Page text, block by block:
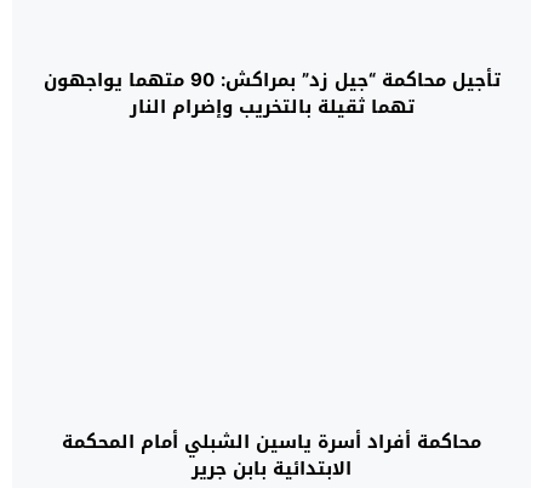
تأجيل محاكمة “جيل زد” بمراكش: 90 متهما يواجهون
تهما ثقيلة بالتخريب وإضرام النار
محاكمة أفراد أسرة ياسين الشبلي أمام المحكمة
الابتدائية بابن جرير